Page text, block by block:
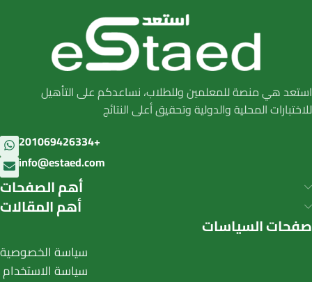
استعد هي منصة للمعلمين وللطلاب، نساعدكم على التأهيل
للاختبارات المحلية والدولية وتحقيق أعلى النتائج
201069426334+
info@estaed.com
أهم الصفحات
أهم المقالات
صفحات السياسات
سياسة الخصوصية
سياسة الاستخدام